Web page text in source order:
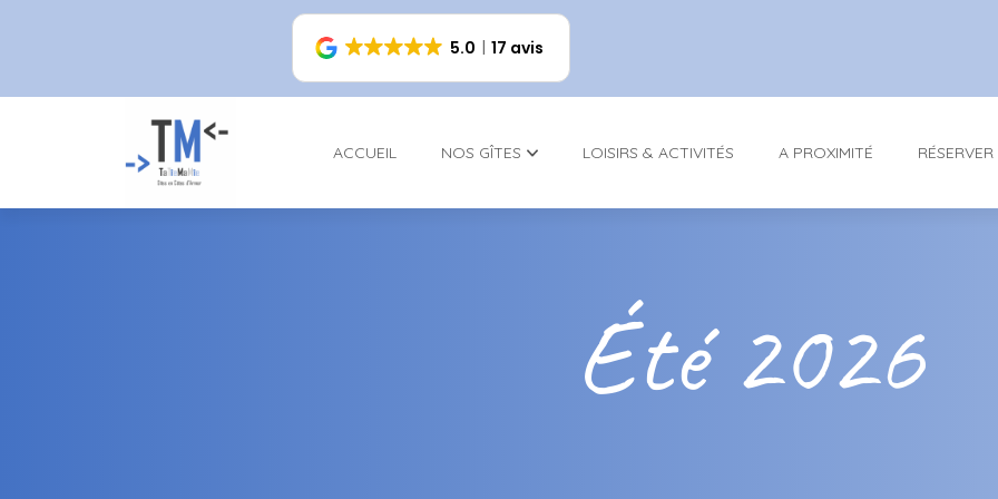
5.0 17 avis
ACCUEIL NOS GÎTES LOISIRS & ACTIVITÉS A PROXIMITÉ RÉSERVER
Été 2026